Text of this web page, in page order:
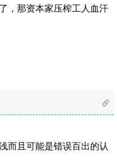
，那资本家压榨工人血汗
而且可能是错误百出的认